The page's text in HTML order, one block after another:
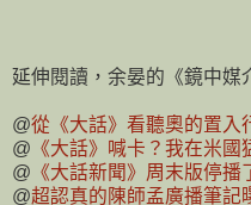
延伸閱讀，余晏的《鏡中媒
@從《大話》看聽奧的置入
@ 《大話》喊卡？我在米國
@ 《大話新聞》周末版停播
@超認真的陳師孟廣播筆記